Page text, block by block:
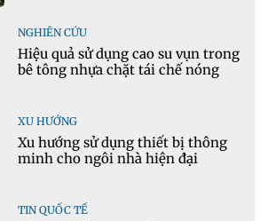
NGHIÊN CỨU
Hiệu quả sử dụng cao su vụn trong
bê tông nhựa chặt tái chế nóng
XU HƯỚNG
Xu hướng sử dụng thiết bị thông
minh cho ngôi nhà hiện đại
TIN QUỐC TẾ